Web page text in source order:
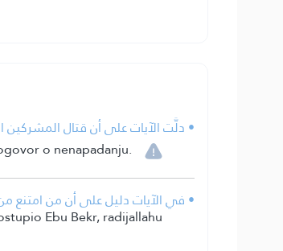
• دلَّت الآيات على أن قتال المشركين
o nenapadanju.
• في الآيات دليل على أن من امتنع من
Ebu Bekr, radijallahu